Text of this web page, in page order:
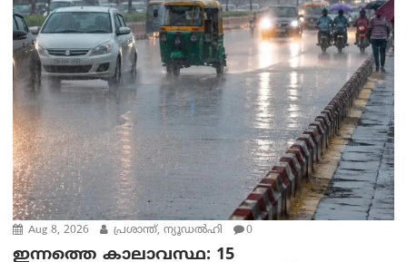
Aug 8, 2026 പ്രശാന്ത്, ന്യൂഡല്‍ഹി 0
ഇന്നത്തെ കാലാവസ്ഥ: 15